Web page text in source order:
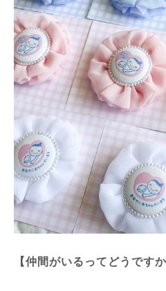
【仲間がいるってどうです